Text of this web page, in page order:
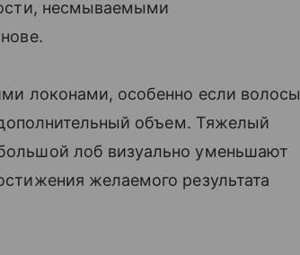
несмываемыми
локонами, особенно если волосы
объем. Тяжелый
лоб визуально уменьшают
желаемого результата